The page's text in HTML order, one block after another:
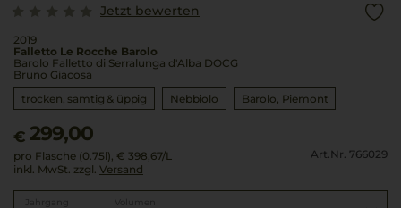
Jetzt bewerten
2019
Falletto Le Rocche Barolo
Barolo Falletto di Serralunga d'Alba DOCG
Bruno Giacosa
trocken, samtig & üppig
Nebbiolo Barolo Piemont
€ 299,00
pro Flasche (0.75l), € 398,67/L
inkl. MwSt. zzgl. Versand
Art.Nr. 766029